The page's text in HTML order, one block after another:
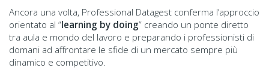
Ancora una volta, Professional Datagest conferma l’approccio
orientato al “learning by doing” creando un ponte diretto
tra aula e mondo del lavoro e preparando i professionisti di
domani ad affrontare le sfide di un mercato sempre più
dinamico e competitivo.